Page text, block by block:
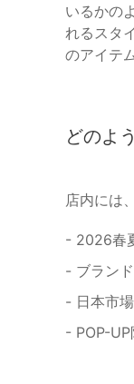
いるかの
れるスタ
のアイテ
どのよ
店内には
- 2026春
- ブラン
- 日本市
- POP-